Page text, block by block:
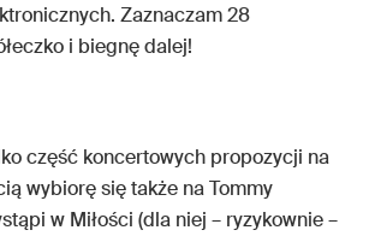
Zaznaczam 28
i biegnę dalej!
część koncertowych propozycji na
wybiorę się także na Tommy
w Miłości (dla niej – ryzykownie –